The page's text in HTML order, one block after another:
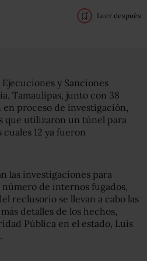
Leer después
y Sanciones
Tamaulipas, junto con 38
proceso de investigación,
que utilizaron un túnel para
12 ya fueron
las investigaciones para
de internos fugados,
reclusorio se llevan a cabo las
detalles de los hechos,
Pública en el estado, Luis